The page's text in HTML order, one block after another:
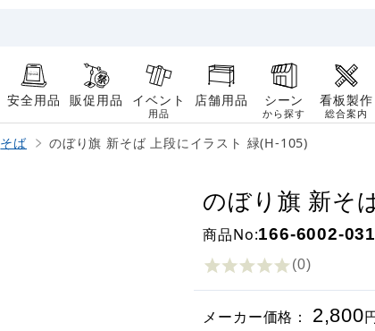
安全用品 販促用品 イベント
用品
店舗用品 シーン
から探す
看板製作
総合案内
そば のぼり旗 新そば 上段にイラスト 緑(H-105)
のぼり旗 新そ
商品No:166-6002-
(0)
メーカー価格： 2,800